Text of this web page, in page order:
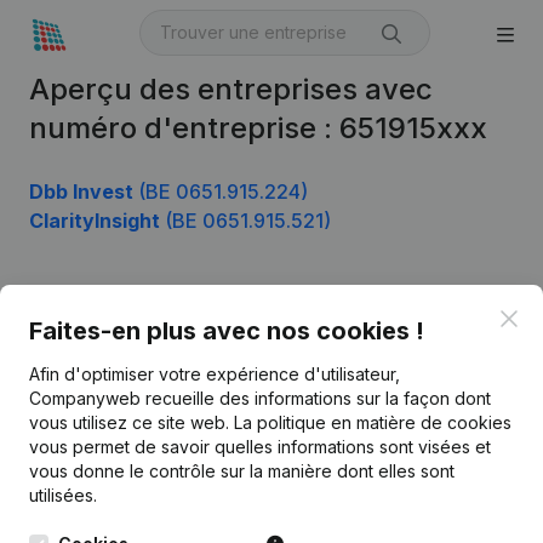
Aperçu des entreprises avec
numéro d'entreprise : 651915xxx
Dbb Invest (BE 0651.915.224)
ClarityInsight (BE 0651.915.521)
Faites-en plus avec nos cookies !
Afin d'optimiser votre expérience d'utilisateur,
Companyweb recueille des informations sur la façon dont
vous utilisez ce site web. La politique en matière de cookies
vous permet de savoir quelles informations sont visées et
vous donne le contrôle sur la manière dont elles sont
utilisées.
Français
Kantorenpark Everest
248D,
Monitoring
Recherche internationale